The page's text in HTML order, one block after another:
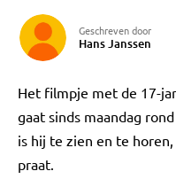
Geschreven door
Hans Janssen
Het filmpje met de 17-
gaat sinds maandag
is hij te zien en te
praat.